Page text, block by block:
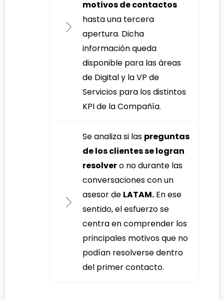
motivos de contactos
hasta una tercera
apertura. Dicha
información queda
disponible para las áreas
de Digital y la VP de
Servicios para los distintos
KPI de la Compañía.
Se analiza si las preguntas
de los clientes se logran
resolvero no durante las
conversaciones con un
asesor de LATAM. En ese
sentido, el esfuerzo se
centra en comprender los
principales motivos que no
podían resolverse dentro
del primer contacto.